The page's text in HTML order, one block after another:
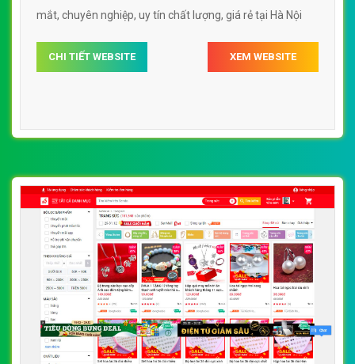
mắt, chuyên nghiệp, uy tín chất lượng, giá rẻ tại Hà Nội
CHI TIẾT WEBSITE XEM WEBSITE